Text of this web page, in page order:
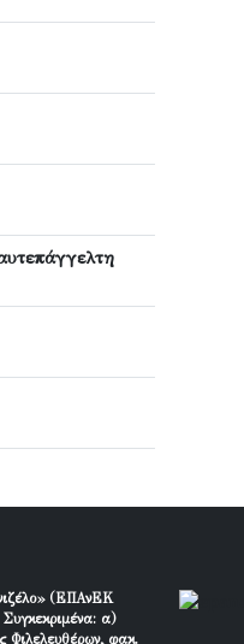
(ΕΠΑνΕΚ
α)
Φιλελευθέρων, φακ.